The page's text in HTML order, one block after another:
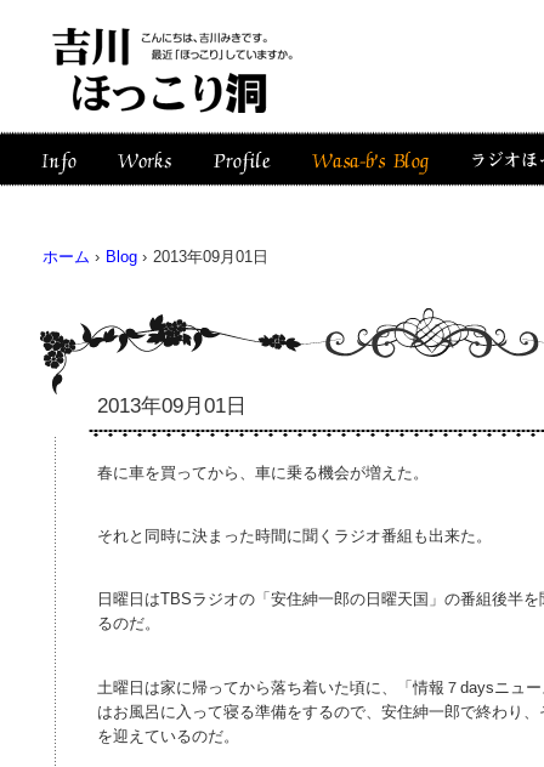
ホーム › Blog › 2013年09月01日
2013年09月01日
春に車を買ってから、車に乗る機会が増えた。
それと同時に決まった時間に聞くラジオ番組も出来た。
日曜日はTBSラジオの「安住紳一郎の日曜天国」の番組後半
るのだ。
土曜日は家に帰ってから落ち着いた頃に、「情報７daysニュ
はお風呂に入って寝る準備をするので、安住紳一郎で終わり
を迎えているのだ。